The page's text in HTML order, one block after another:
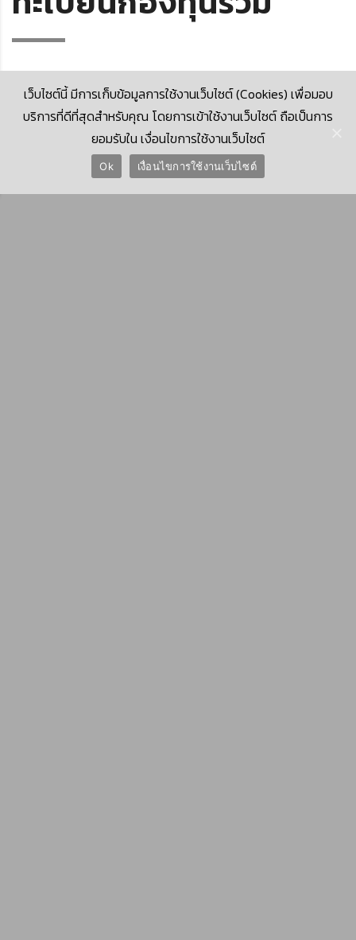
© 2026 Krungthai Computer Services Co., Ltd. (KTCS)
เว็บไซต์นี้ มีการเก็บข้อมูลการใช้งานเว็บไซต์ (Cookies) เพื่อมอบ
บริการที่ดีที่สุดสำหรับคุณ โดยการเข้าใช้งานเว็บไซต์ ถือเป็นการ
ยอมรับใน เงื่อนไขการใช้งานเว็บไซต์
Ok เงื่อนไขการใช้งานเว็บไซต์